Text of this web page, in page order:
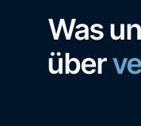
Was
über